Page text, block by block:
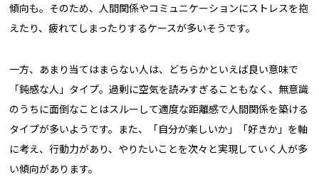
傾向も。そのため、人間関係やコミュニケーションにストレスを抱
えたり、疲れてしまったりするケースが多いそうです。
一方、あまり当てはまらない人は、どちらかといえば良い意味で
「鈍感な人」タイプ。過剰に空気を読みすぎることもなく、無意識
のうちに面倒なことはスルーして適度な距離感で人間関係を築ける
タイプが多いようです。また、「自分が楽しいか」「好きか」を軸
に考え、行動力があり、やりたいことを次々と実現していく人が多
い傾向があります。